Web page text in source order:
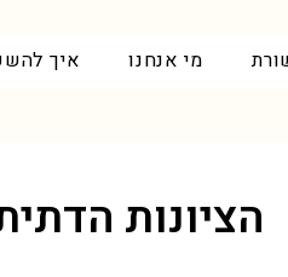
מי אנחנו איך
הציונות